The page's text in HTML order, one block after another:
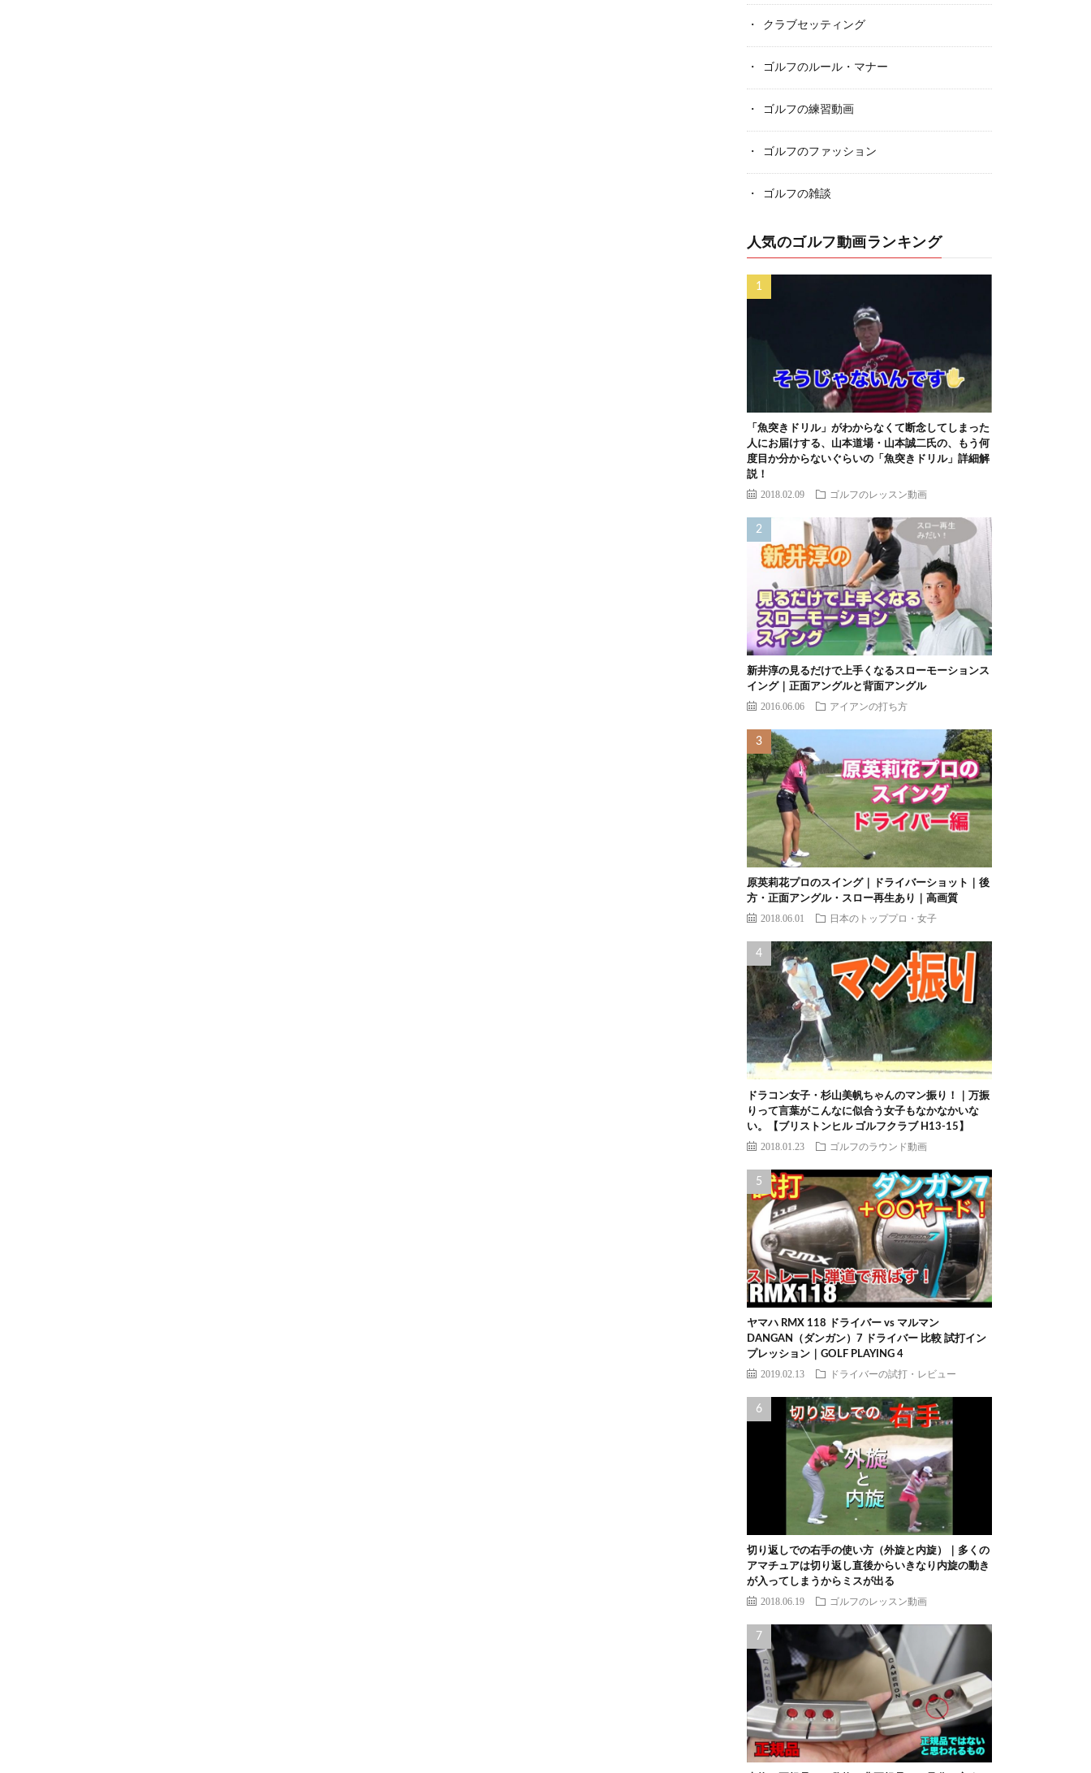
クラブセッティング
ゴルフのルール・マナー
ゴルフの練習動画
ゴルフのファッション
ゴルフの雑談
人気のゴルフ動画ランキング
「魚突きドリル」がわからなくて断念してしまった
人にお届けする、山本道場・山本誠二氏の、もう何
度目か分からないぐらいの「魚突きドリル」詳細解
説！
2018.02.09 ゴルフのレッスン動画
新井淳の見るだけで上手くなるスローモーションス
イング｜正面アングルと背面アングル
2016.06.06 アイアンの打ち方
原英莉花プロのスイング｜ドライバーショット｜後
方・正面アングル・スロー再生あり｜高画質
2018.06.01 日本のトッププロ・女子
ドラコン女子・杉山美帆ちゃんのマン振り！｜万振
りって言葉がこんなに似合う女子もなかなかいな
い。【ブリストンヒル ゴルフクラブ H13-15】
2018.01.23 ゴルフのラウンド動画
ヤマハ RMX 118 ドライバー vs マルマン
DANGAN（ダンガン）7 ドライバー 比較 試打イン
プレッション｜GOLF PLAYING 4
2019.02.13 ドライバーの試打・レビュー
切り返しでの右手の使い方（外旋と内旋）｜多くの
アマチュアは切り返し直後からいきなり内旋の動き
が入ってしまうからミスが出る
2018.06.19 ゴルフのレッスン動画